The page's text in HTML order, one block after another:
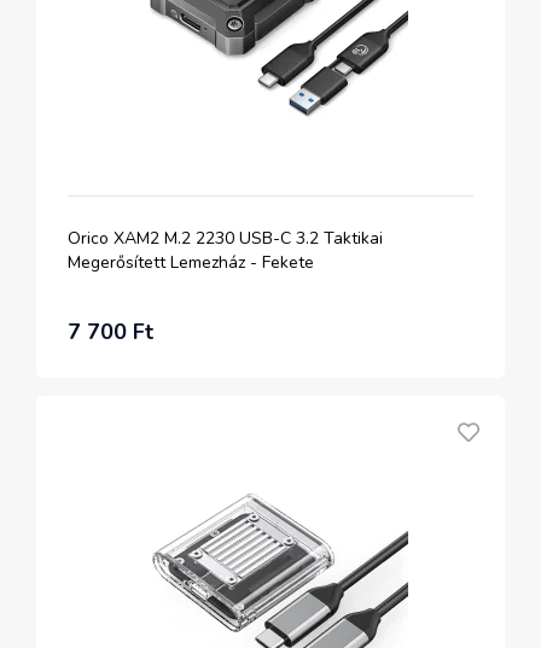
Orico XAM2 M.2 2230 USB-C 3.2 Taktikai
Megerősített Lemezház - Fekete
7 700 Ft